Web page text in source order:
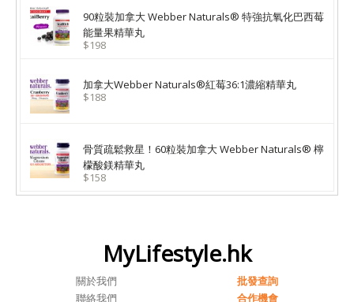
90粒裝加拿大 Webber Naturals® 特強抗氧化巴西莓
能量果精華丸
$198
加拿大Webber Naturals®紅莓36:1濃縮精華丸
$188
骨質疏鬆救星！60粒裝加拿大 Webber Naturals® 檸
檬酸鎂精華丸
$158
MyLifestyle.hk
關於我們
批發查詢
聯絡我們
合作機會